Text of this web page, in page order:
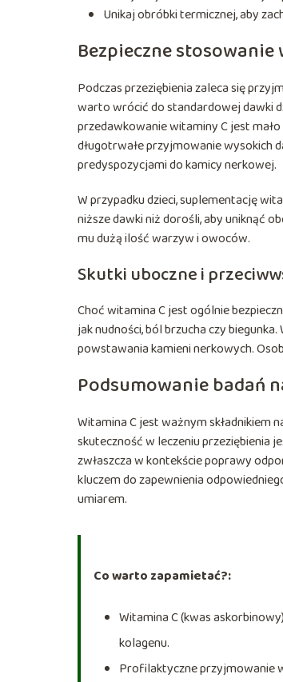
Unikaj obróbki termicznej, aby
Bezpieczne
Podczas przeziębienia zaleca się
warto wrócić do standardowej dawki
przedawkowanie witaminy C jest
długotrwałe przyjmowanie wysokich
predyspozycjami do kamicy nerkowej.
W przypadku dzieci, suplementację
niższe dawki niż dorośli, aby uniknąć
mu dużą ilość warzyw i owoców.
Skutki uboczne i
Choć witamina C jest ogólnie
jak nudności, ból brzucha czy
powstawania kamieni nerkowych.
Podsumowanie badań
Witamina C jest ważnym składnikiem
skuteczność w leczeniu przeziębienia
zwłaszcza w kontekście poprawy
kluczem do zapewnienia
umiarem.
Co warto zapamietać?:
Witamina C (kwas
kolagenu.
Profilaktyczne przyjmowanie